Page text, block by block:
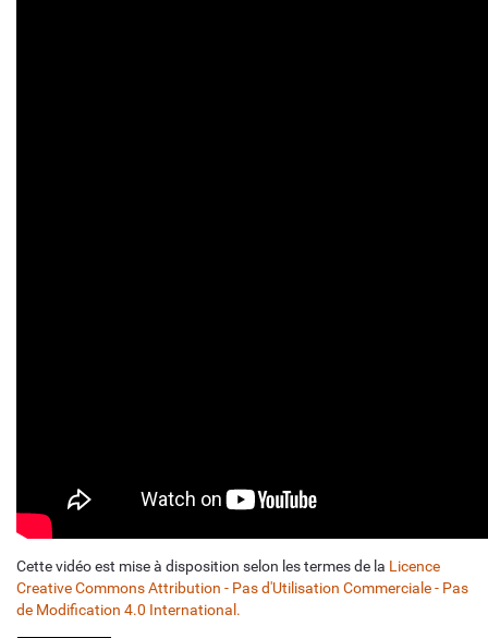
Cette vidéo est mise à disposition selon les termes de la Licence
Creative Commons Attribution - Pas d'Utilisation Commerciale - Pas
de Modification 4.0 International.